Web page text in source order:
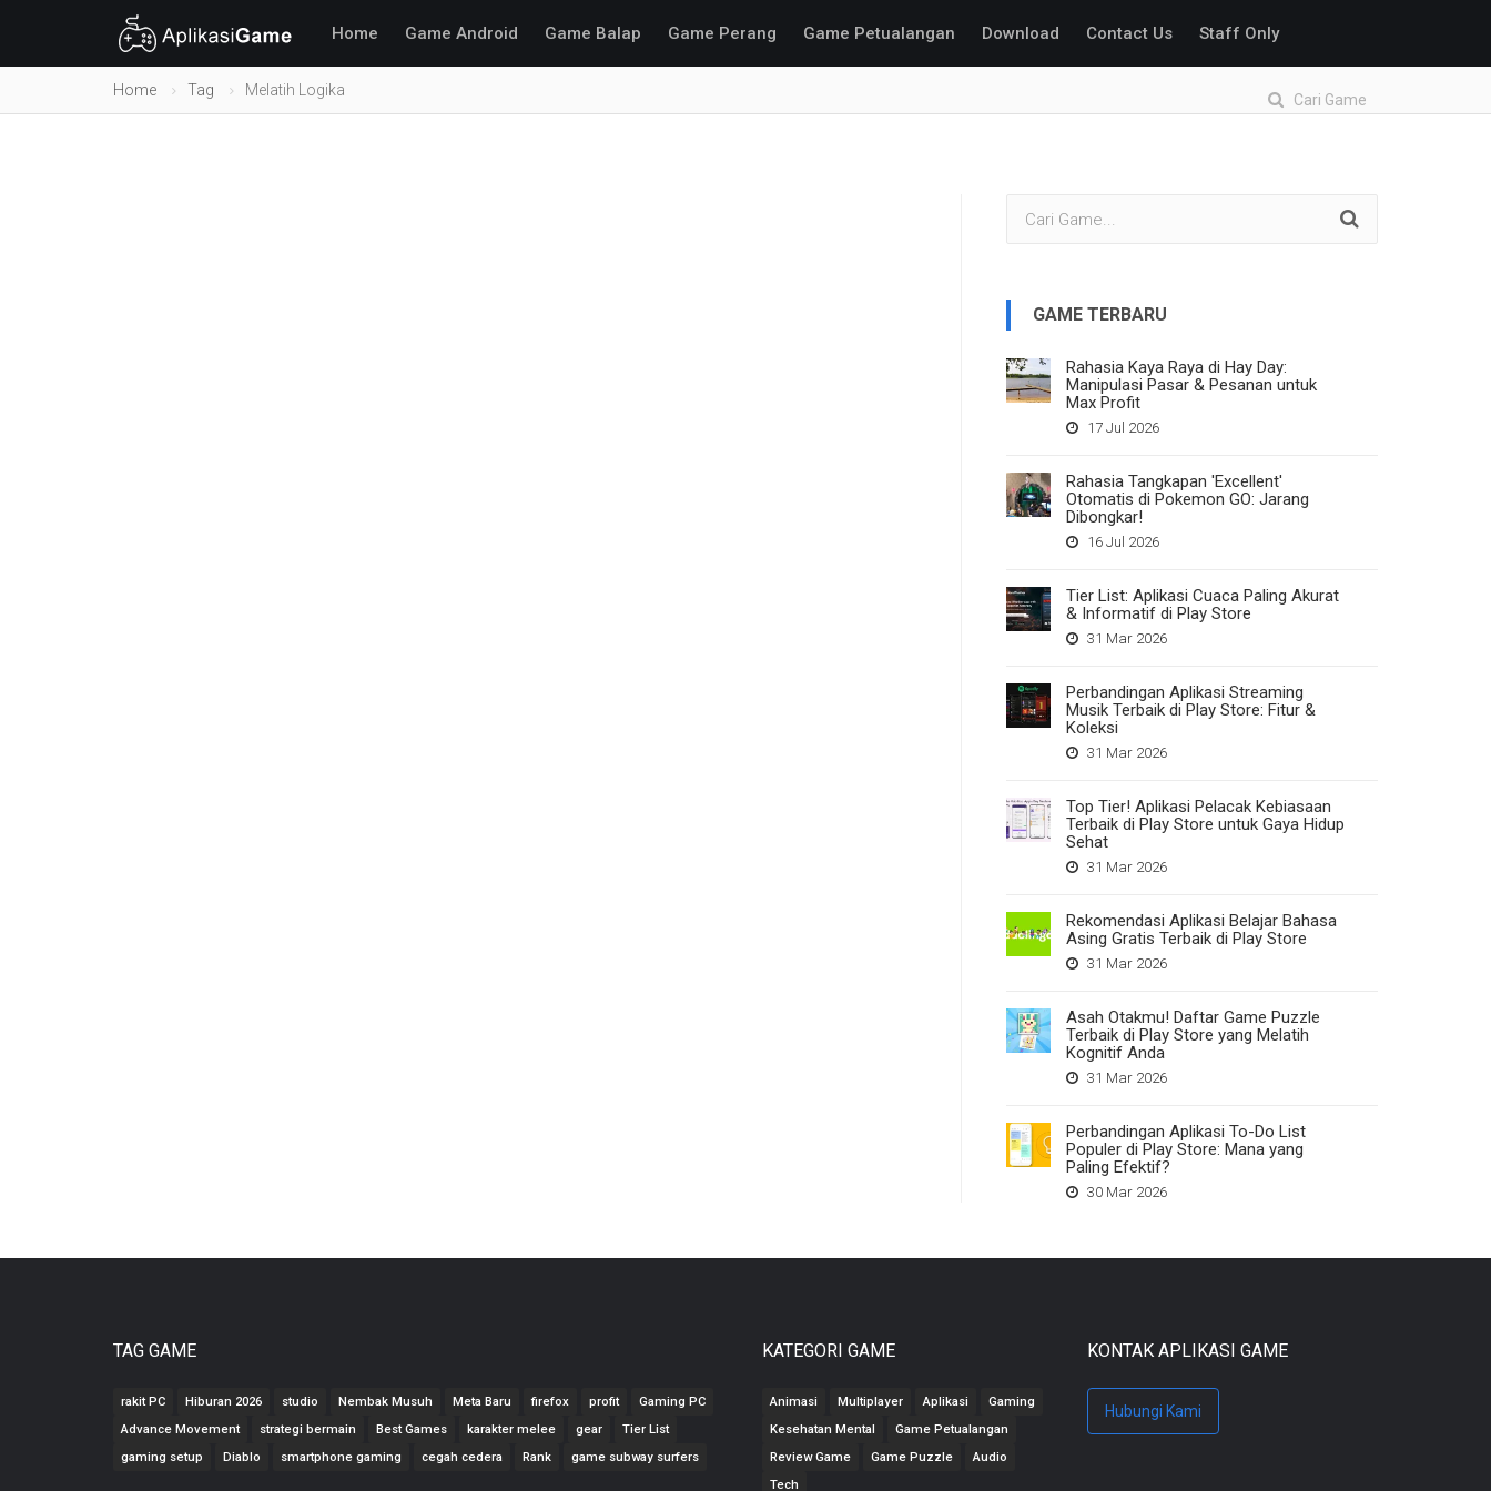
Home Game Android Game Balap Game Perang Game Petualangan Download Contact Us Staff Only
Cari Game
Home Tag Melatih Logika
GAME TERBARU
Rahasia Kaya Raya di Hay Day:
Manipulasi Pasar & Pesanan untuk
Max Profit
17 Jul 2026
Rahasia Tangkapan 'Excellent'
Otomatis di Pokemon GO: Jarang
Dibongkar!
16 Jul 2026
Tier List: Aplikasi Cuaca Paling Akurat
& Informatif di Play Store
31 Mar 2026
Perbandingan Aplikasi Streaming
Musik Terbaik di Play Store: Fitur &
Koleksi
31 Mar 2026
Top Tier! Aplikasi Pelacak Kebiasaan
Terbaik di Play Store untuk Gaya Hidup
Sehat
31 Mar 2026
Rekomendasi Aplikasi Belajar Bahasa
Asing Gratis Terbaik di Play Store
31 Mar 2026
Asah Otakmu! Daftar Game Puzzle
Terbaik di Play Store yang Melatih
Kognitif Anda
31 Mar 2026
Perbandingan Aplikasi To-Do List
Populer di Play Store: Mana yang
Paling Efektif?
30 Mar 2026
TAG GAME
rakit PC Hiburan 2026 studio Nembak Musuh Meta Baru firefox profit
Gaming PC
Advance Movement
strategi bermain Best Games karakter melee gear
Tier List
gaming setup
Diablo smartphone gaming cegah cedera Rank game subway surfers
KATEGORI GAME
Animasi Multiplayer Aplikasi
Gaming
Kesehatan Mental
Game Petualangan
Review Game
Game Puzzle
Audio
Tech
KONTAK APLIKASI GAME
Hubungi Kami